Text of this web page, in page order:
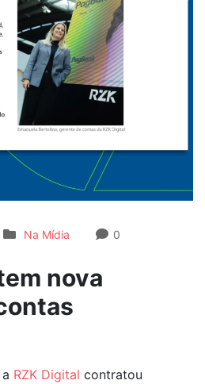
Na Mídia 0
nova
RZK Digital contratou